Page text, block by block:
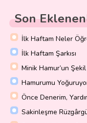
Son
İlk Haftam Neler
İlk Haftam Şarkısı
Minik Hamur’un
Hamurumu
Önce Denerim,
Sakinleşme